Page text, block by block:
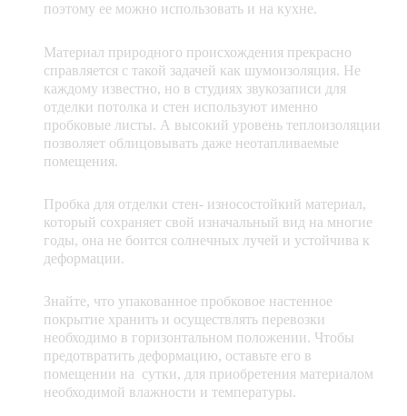
поэтому ее можно использовать и на кухне.
Материал природного происхождения прекрасно
справляется с такой задачей как шумоизоляция. Не
каждому известно, но в студиях звукозаписи для
отделки потолка и стен используют именно
пробковые листы. А высокий уровень теплоизоляции
позволяет облицовывать даже неотапливаемые
помещения.
Пробка для отделки стен- износостойкий материал,
который сохраняет свой изначальный вид на многие
годы, она не боится солнечных лучей и устойчива к
деформации.
Знайте, что упакованное пробковое настенное
покрытие хранить и осуществлять перевозки
необходимо в горизонтальном положении. Чтобы
предотвратить деформацию, оставьте его в
помещении на сутки, для приобретения материалом
необходимой влажности и температуры.